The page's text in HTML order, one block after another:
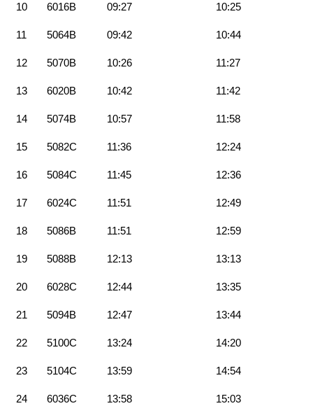
10 6016B 09:27 10:25
11 5064B 09:42 10:44
12 5070B 10:26 11:27
13 6020B 10:42 11:42
14 5074B 10:57 11:58
15 5082C 11:36 12:24
16 5084C 11:45 12:36
17 6024C 11:51 12:49
18 5086B 11:51 12:59
19 5088B 12:13 13:13
20 6028C 12:44 13:35
21 5094B 12:47 13:44
22 5100C 13:24 14:20
23 5104C 13:59 14:54
24 6036C 13:58 15:03